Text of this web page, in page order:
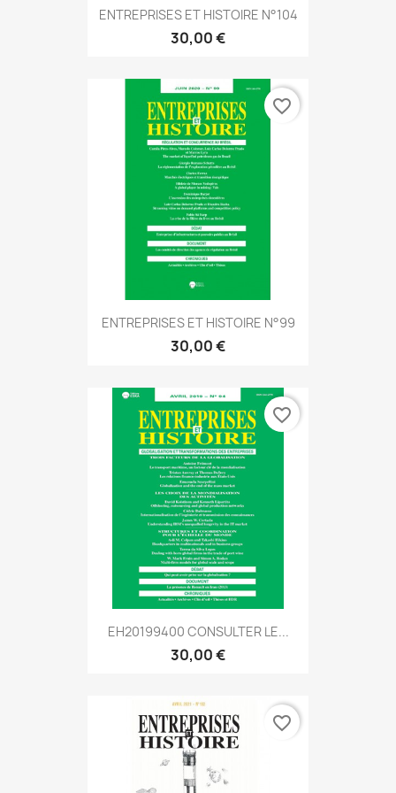
ENTREPRISES ET HISTOIRE N°104
30,00 €
ENTREPRISES ET HISTOIRE N°99
30,00 €
favorite_border
EH20199400 CONSULTER LE...
30,00 €
favorite_border
favorite_border